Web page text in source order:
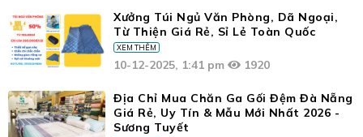
Xưởng Túi Ngủ Văn Phòng, Dã Ngoại,
Từ Thiện Giá Rẻ, Sỉ Lẻ Toàn Quốc
XEM THÊM
10-12-2025, 1:41 pm 1920
Địa Chỉ Mua Chăn Ga Gối Đệm Đà Nẵng
Giá Rẻ, Uy Tín & Mẫu Mới Nhất 2026 -
Sương Tuyết